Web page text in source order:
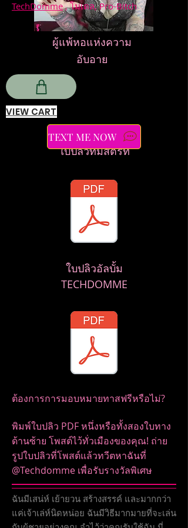
ผู้แพ้หอแห่งความ
อับอาย
ใบปลิวทีมสตรีท
ใบปลิวอัลบั้ม
TECHDOMME
ต้องการการมอบหมายทาสฟรีหรือไม่?
พิมพ์ใบปลิว PDF หนึ่งหรือทั้งสองใบทาง
ด้านซ้าย โพสต์ไว้ทั่วเมืองของคุณ! ถ่าย
รูปใบปลิวที่โพสต์แล้วทวีตหาฉันที่
@Techdomme เพื่อรับรางวัลพิเศษ
ฉันมีเสน่ห์ เย้ายวน สร้างสรรค์ และมากกว่า
แค่เจ้าเล่ห์นิดหน่อย ฉันมีวิธีมากมายที่จะเล่น
TechDomme, โมเดล, Pro-Bitch
VIEW CART
TEXT ME NOW